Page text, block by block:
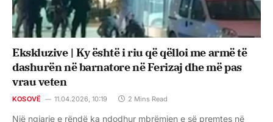
Ekskluzive | Ky është i riu që qëlloi me armë të
dashurën në barnatore në Ferizaj dhe më pas
vrau veten
KOSOVË 11.04.2026, 10:19 2 Mins Read
Një ngjarje e rëndë ka ndodhur mbrëmjen e së premtes në